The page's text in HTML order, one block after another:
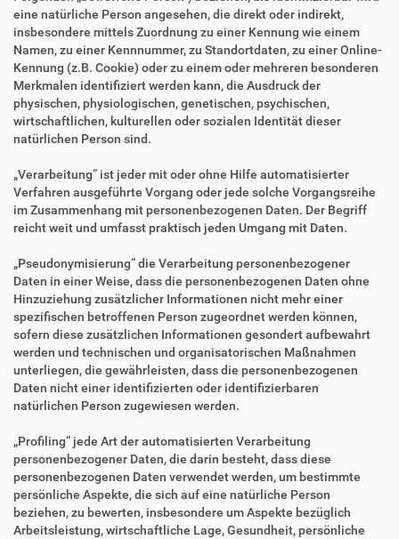
eine natürliche Person angesehen, die direkt oder indirekt,
insbesondere mittels Zuordnung zu einer Kennung wie einem
Namen, zu einer Kennnummer, zu Standortdaten, zu einer Online-
Kennung (z.B. Cookie) oder zu einem oder mehreren besonderen
Merkmalen identifiziert werden kann, die Ausdruck der
physischen, physiologischen, genetischen, psychischen,
wirtschaftlichen, kulturellen oder sozialen Identität dieser
natürlichen Person sind.
„Verarbeitung“ ist jeder mit oder ohne Hilfe automatisierter
Verfahren ausgeführte Vorgang oder jede solche Vorgangsreihe
im Zusammenhang mit personenbezogenen Daten. Der Begriff
reicht weit und umfasst praktisch jeden Umgang mit Daten.
„Pseudonymisierung“ die Verarbeitung personenbezogener
Daten in einer Weise, dass die personenbezogenen Daten ohne
Hinzuziehung zusätzlicher Informationen nicht mehr einer
spezifischen betroffenen Person zugeordnet werden können,
sofern diese zusätzlichen Informationen gesondert aufbewahrt
werden und technischen und organisatorischen Maßnahmen
unterliegen, die gewährleisten, dass die personenbezogenen
Daten nicht einer identifizierten oder identifizierbaren
natürlichen Person zugewiesen werden.
„Profiling“ jede Art der automatisierten Verarbeitung
personenbezogener Daten, die darin besteht, dass diese
personenbezogenen Daten verwendet werden, um bestimmte
persönliche Aspekte, die sich auf eine natürliche Person
beziehen, zu bewerten, insbesondere um Aspekte bezüglich
Arbeitsleistung, wirtschaftliche Lage, Gesundheit, persönliche